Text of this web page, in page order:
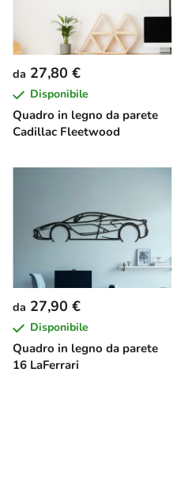
Quadro in legno da parete
Cadillac Fleetwood
da 27,80 €
Disponibile
Quadro in legno da parete
16 LaFerrari
da 27,90 €
Disponibile